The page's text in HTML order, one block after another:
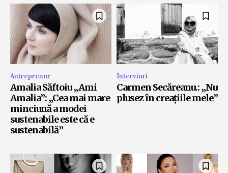
Antreprenor
Amalia Săftoiu „Ami
Amalia”: „Cea mai mare
minciună a modei
sustenabile este că e
sustenabilă”
Interviuri
Carmen Secăreanu.: „Nu
plusez în creațiile mele”